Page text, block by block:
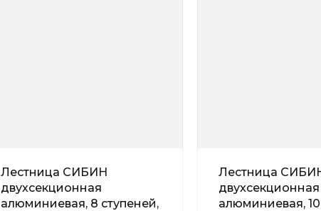
Лестница СИБИН
двухсекционная
алюминиевая, 8 ступеней,
Лестница
двухсекционная
алюминиевая, 10